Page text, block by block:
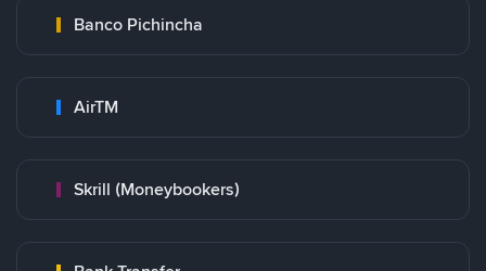
Banco Pichincha
AirTM
Skrill (Moneybookers)